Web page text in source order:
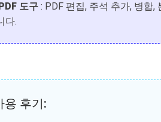
도구 : PDF 편집, 주석 추가, 병합
다.
용 후기: